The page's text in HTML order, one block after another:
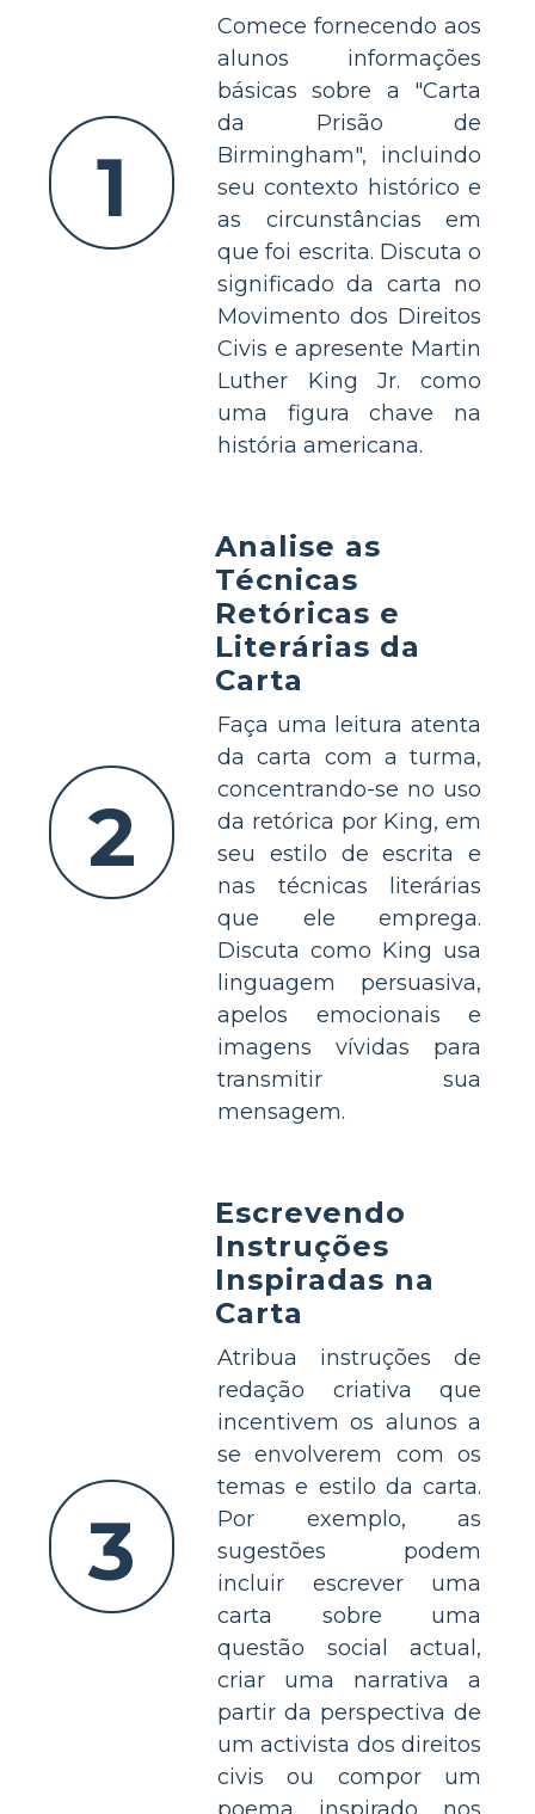
1
Comece fornecendo aos
alunos informações
básicas sobre a "Carta
da Prisão de
Birmingham", incluindo
seu contexto histórico e
as circunstâncias em
que foi escrita. Discuta o
significado da carta no
Movimento dos Direitos
Civis e apresente Martin
Luther King Jr. como
uma figura chave na
história americana.
2
Analise as
Técnicas
Retóricas e
Literárias da
Carta
Faça uma leitura atenta
da carta com a turma,
concentrando-se no uso
da retórica por King, em
seu estilo de escrita e
nas técnicas literárias
que ele emprega.
Discuta como King usa
linguagem persuasiva,
apelos emocionais e
imagens vívidas para
transmitir sua
mensagem.
3
Escrevendo
Instruções
Inspiradas na
Carta
Atribua instruções de
redação criativa que
incentivem os alunos a
se envolverem com os
temas e estilo da carta.
Por exemplo, as
sugestões podem
incluir escrever uma
carta sobre uma
questão social actual,
criar uma narrativa a
partir da perspectiva de
um activista dos direitos
civis ou compor um